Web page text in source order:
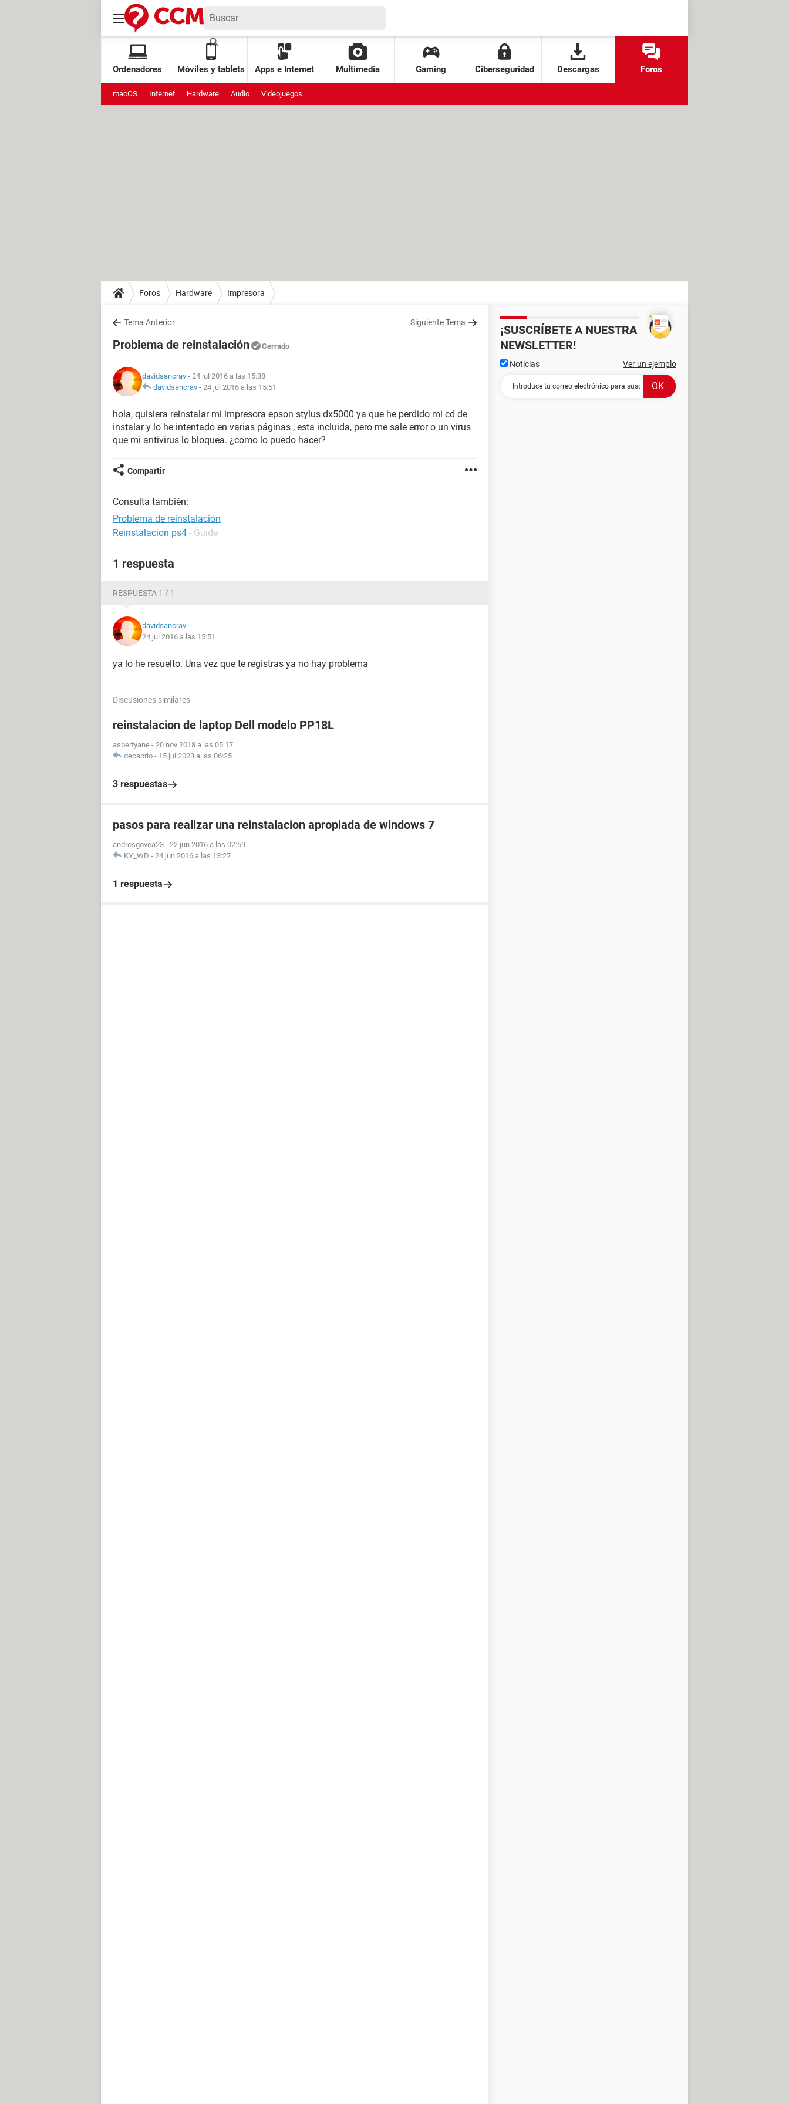
Ordenadores Móviles y tablets Apps e Internet Multimedia Gaming Ciberseguridad Descargas Foros
macOS Internet Hardware Audio Videojuegos
Foros Hardware Impresora
Tema Anterior Siguiente Tema
Problema de reinstalación Cerrado
davidsancrav - 24 jul 2016 a las 15:38
davidsancrav - 24 jul 2016 a las 15:51
hola, quisiera reinstalar mi impresora epson stylus dx5000 ya que he perdido mi cd de
instalar y lo he intentado en varias páginas , esta incluida, pero me sale error o un virus
que mi antivirus lo bloquea. ¿como lo puedo hacer?
Compartir
Consulta también:
Problema de reinstalación
Reinstalacion ps4 - Guide
1 respuesta
RESPUESTA 1 / 1
davidsancrav
24 jul 2016 a las 15:51
ya lo he resuelto. Una vez que te registras ya no hay problema
Discusiones similares
reinstalacion de laptop Dell modelo PP18L
asbertyane - 20 nov 2018 a las 05:17
decaprio - 15 jul 2023 a las 06:25
3 respuestas
pasos para realizar una reinstalacion apropiada de windows 7
andresgovea23 - 22 jun 2016 a las 02:59
KY_WD - 24 jun 2016 a las 13:27
1 respuesta
¡SUSCRÍBETE A NUESTRA
NEWSLETTER!
Noticias Ver un ejemplo